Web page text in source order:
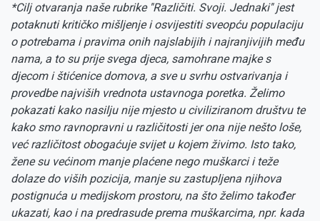
*Cilj otvaranja naše rubrike ''Različiti. Svoji. Jednaki'' jest
potaknuti kritičko mišljenje i osvijestiti sveopću populaciju
o potrebama i pravima onih najslabijih i najranjivijih među
nama, a to su prije svega djeca, samohrane majke s
djecom i štićenice domova, a sve u svrhu ostvarivanja i
provedbe najviših vrednota ustavnoga poretka. Želimo
pokazati kako nasilju nije mjesto u civiliziranom društvu te
kako smo ravnopravni u različitosti jer ona nije nešto loše,
već različitost obogaćuje svijet u kojem živimo. Isto tako,
žene su većinom manje plaćene nego muškarci i teže
dolaze do viših pozicija, manje su zastupljena njihova
postignuća u medijskom prostoru, na što želimo također
ukazati, kao i na predrasude prema muškarcima, npr. kada